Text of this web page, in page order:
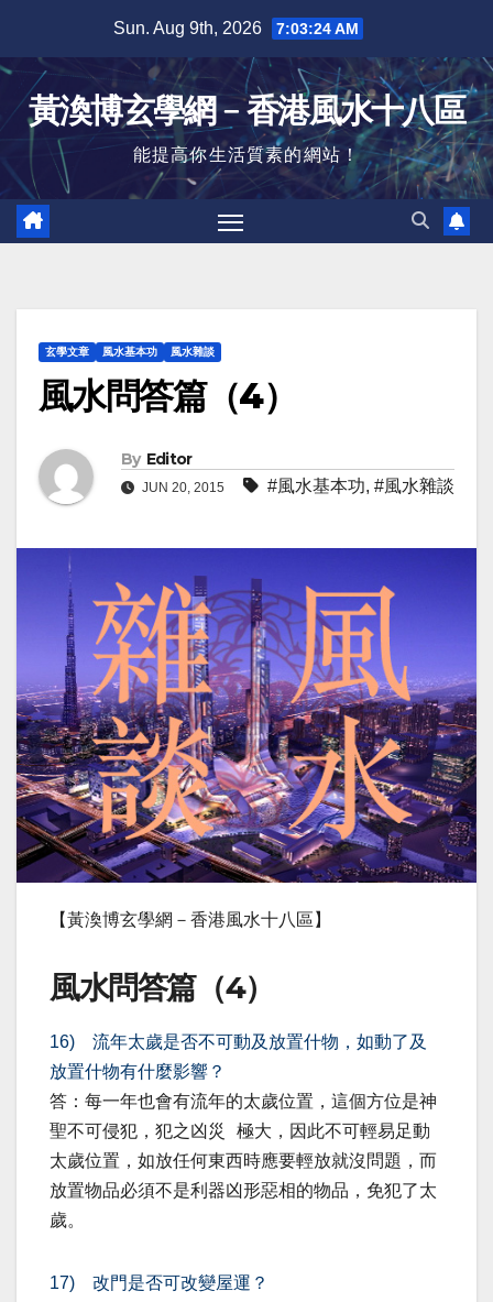
content
Sun. Aug 9th, 2026 7:03:25 AM
黃渙博玄學網﹣香港風水十八區
能提高你生活質素的網站！
玄學文章 風水基本功 風水雜談
風水問答篇（4）
By Editor
JUN 20, 2015 #風水基本功, #風水雜談
【黃渙博玄學網－香港風水十八區】
風水問答篇（4）
16) 流年太歲是否不可動及放置什物，如動了及
放置什物有什麼影響？
答：每一年也會有流年的太歲位置，這個方位是神
聖不可侵犯，犯之凶災 極大，因此不可輕易足動
太歲位置，如放任何東西時應要輕放就沒問題，而
放置物品必須不是利器凶形惡相的物品，免犯了太
歲。
17) 改門是否可改變屋運？